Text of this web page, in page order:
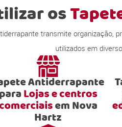
os
transmite
utilizados em
Antiderrapante
paraLojas e centros
em Nova
Hartz